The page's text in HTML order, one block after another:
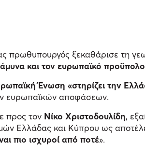
πρωθυπουργός ξεκαθάρισε τη
και τον ευρωπαϊκό
Ένωση «στηρίζει την
ευρωπαϊκών αποφάσεων.
προς τον Νίκο Χριστοδουλίδη,
Ελλάδας και Κύπρου ως
πιο ισχυροί από ποτέ».